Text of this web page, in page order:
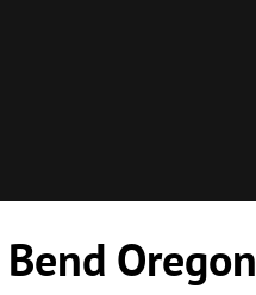
Oregon